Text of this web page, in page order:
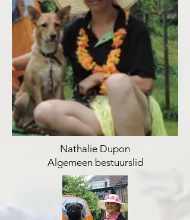
Nathalie Dupon
Algemeen bestuurslid